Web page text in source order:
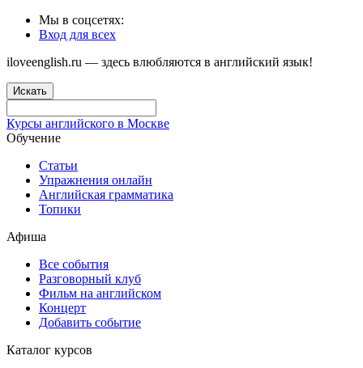
Мы в соцсетях:
Вход для всех
iloveenglish.ru — здесь влюбляются в английский язык!
Искать
Курсы английского в Москве
Обучение
Статьи
Упражнения онлайн
Английская грамматика
Топики
Афиша
Все события
Разговорный клуб
Фильм на английском
Концерт
Добавить событие
Каталог курсов